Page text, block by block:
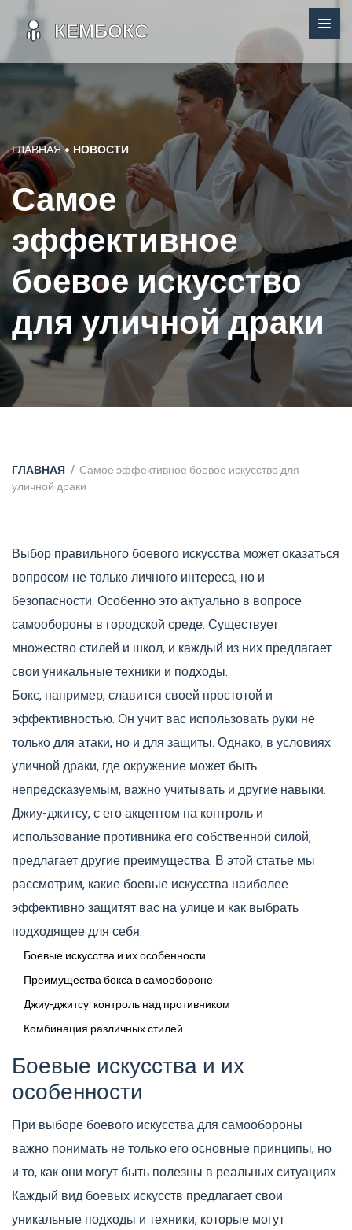
ГЛАВНАЯ НОВОСТИ
Самое
эффективное
боевое искусство
для уличной драки
ГЛАВНАЯ
Самое эффективное боевое искусство для
уличной драки
Выбор правильного боевого искусства может оказаться
вопросом не только личного интереса, но и
безопасности. Особенно это актуально в вопросе
самообороны в городской среде. Существует
множество стилей и школ, и каждый из них предлагает
свои уникальные техники и подходы.
Бокс, например, славится своей простотой и
эффективностью. Он учит вас использовать руки не
только для атаки, но и для защиты. Однако, в условиях
уличной драки, где окружение может быть
непредсказуемым, важно учитывать и другие навыки.
Джиу-джитсу, с его акцентом на контроль и
использование противника его собственной силой,
предлагает другие преимущества. В этой статье мы
рассмотрим, какие боевые искусства наиболее
эффективно защитят вас на улице и как выбрать
подходящее для себя.
Боевые искусства и их особенности
Преимущества бокса в самообороне
Джиу-джитсу: контроль над противником
Комбинация различных стилей
Боевые искусства и их
особенности
При выборе боевого искусства для самообороны
важно понимать не только его основные принципы, но
и то, как они могут быть полезны в реальных ситуациях.
Каждый вид боевых искусств предлагает свои
уникальные подходы и техники, которые могут